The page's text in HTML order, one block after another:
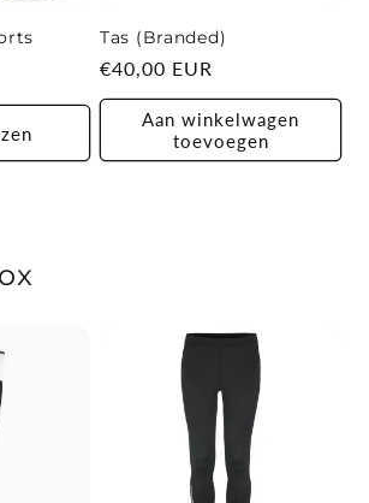
Tas (Branded)
Normale
prijs
€40,00 EUR
Aan winkelwagen
toevoegen